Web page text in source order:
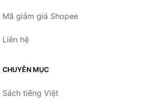
Mã giảm giá Shopee
Liên hệ
CHUYÊN MỤC
Sách tiếng Việt